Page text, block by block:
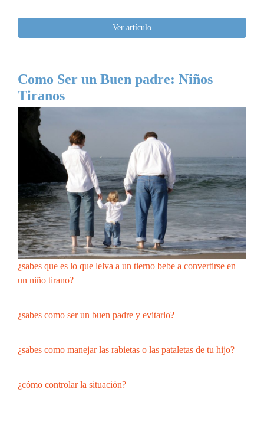
Ver artículo
Como Ser un Buen padre: Niños
Tiranos
¿sabes que es lo que lelva a un tierno bebe a convertirse en
un niño tirano?
¿sabes como ser un buen padre y evitarlo?
¿sabes como manejar las rabietas o las pataletas de tu hijo?
¿cómo controlar la situación?